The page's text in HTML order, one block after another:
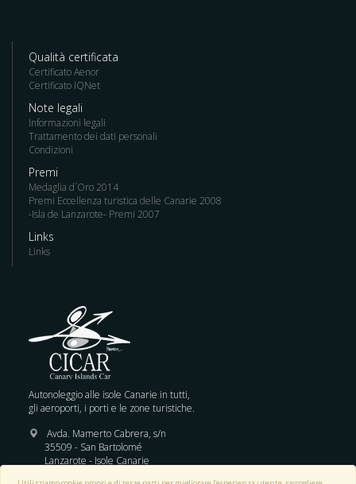
Qualità certificata
Certificato Aenor
Certificato IQNet
Note legali
Informazioni legali
Trattamento dei dati personali
Condizioni
Premi
Medaglia d´Oro 2014
Premi Eccellenza turistica delle Canarie 2008
-Isla de Lanzarote- Premi 2007
Links
Links
Autonoleggio alle isole Canarie in tutti,
gli aeroporti, i porti e le zone turistiche.
Avda. Mamerto Cabrera, s/n
35509 - San Bartolomé
Lanzarote - Isole Canarie